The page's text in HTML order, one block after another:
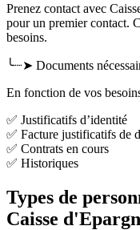
Prenez contact avec
pour un premier contact.
besoins.
╰┈➤ Documents
En fonction de vos
✅ Justificatifs d’identité
✅ Facture justificatifs de
✅ Contrats en cours
✅ Historiques
Types de
Caisse